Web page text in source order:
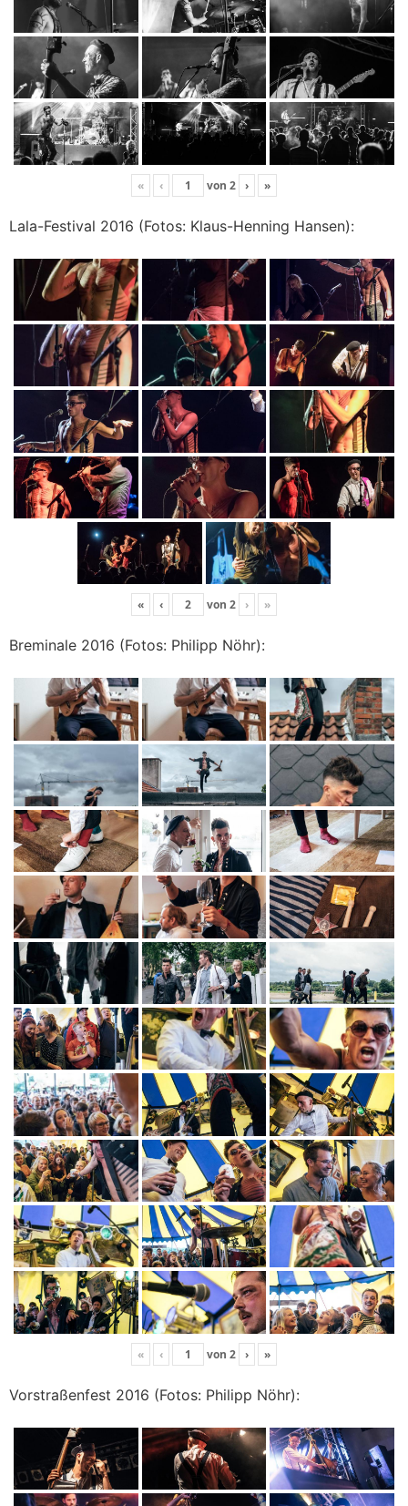
« ‹ von 2 › »
Lala-Festival 2016 (Fotos: Klaus-Henning Hansen):
« ‹ von 2 › »
Breminale 2016 (Fotos: Philipp Nöhr):
« ‹ von 2 › »
Vorstraßenfest 2016 (Fotos: Philipp Nöhr):